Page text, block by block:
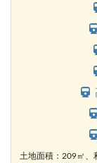
土地面積：209㎡、